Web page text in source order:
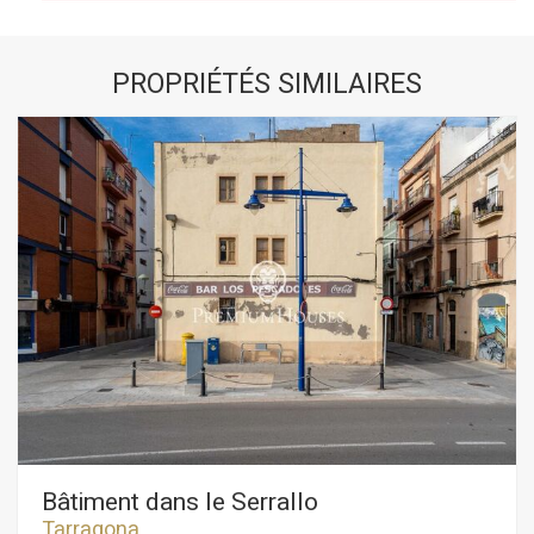
PROPRIÉTÉS SIMILAIRES
Bâtiment dans le Serrallo